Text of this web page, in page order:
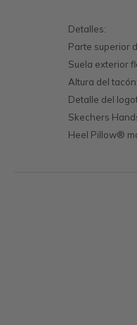
Detalles:
Parte superior
Suela exterior
Altura del
Detalle del
Skechers
Heel Pillow®